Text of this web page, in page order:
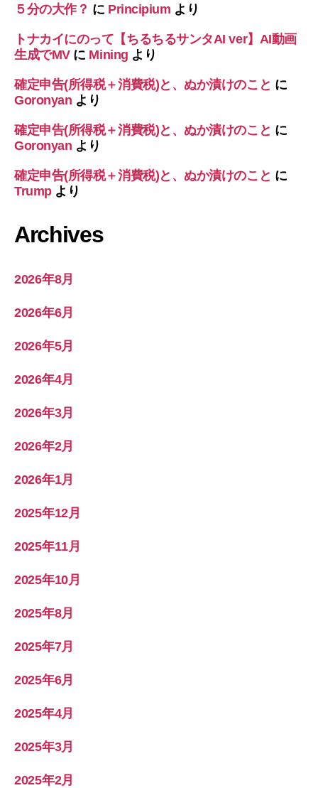
５分の大作？ に Principium より
トナカイにのって【ちるちるサンタAI ver】AI動画
生成でMVに Mining より
確定申告(所得税＋消費税)と、ぬか漬けのこと に
Goronyan より
確定申告(所得税＋消費税)と、ぬか漬けのこと に
Goronyan より
確定申告(所得税＋消費税)と、ぬか漬けのこと に
Trumpより
Archives
2026年8月
2026年6月
2026年5月
2026年4月
2026年3月
2026年2月
2026年1月
2025年12月
2025年11月
2025年10月
2025年8月
2025年7月
2025年6月
2025年4月
2025年3月
2025年2月